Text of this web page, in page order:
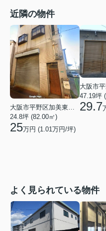
近隣の物件
24.8坪 (82.00㎡)
25万円 (1.01 万円/坪)
47.19坪
29.7
よく見られている物件